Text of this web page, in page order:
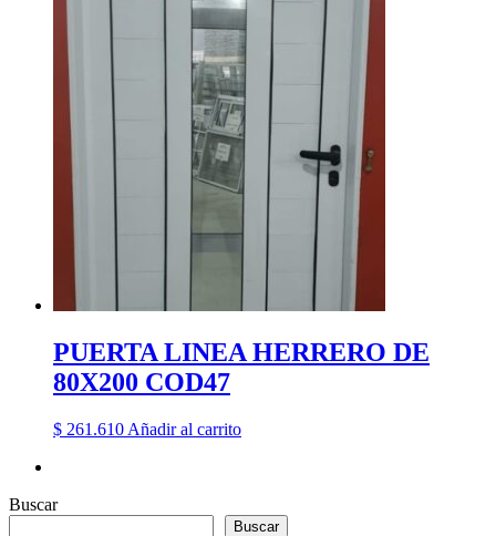
PUERTA LINEA HERRERO DE
80X200 COD47
$ 261.610 Añadir al carrito
Buscar
Buscar